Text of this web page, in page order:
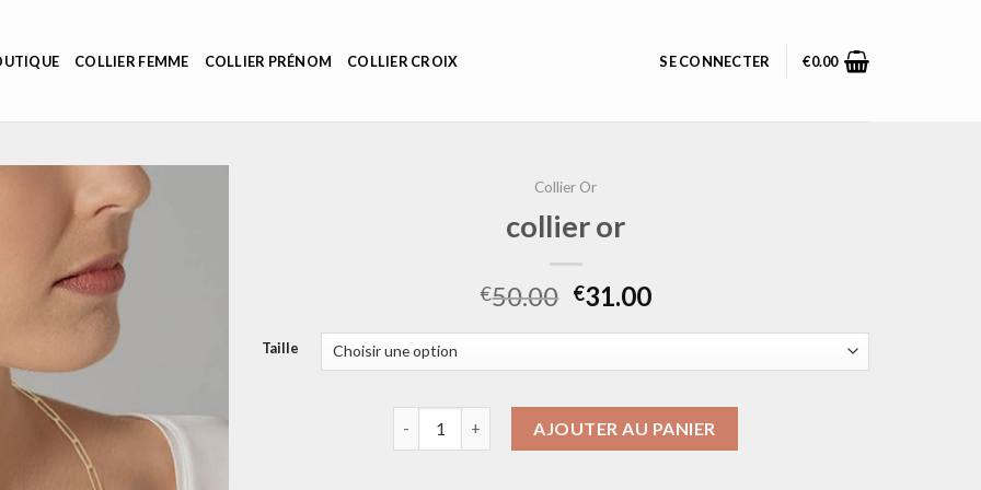
COLLIER FEMME COLLIER PRÉNOM COLLIER CROIX SE CONNECTER €0.00
Collier Or
collier or
€50.00 €31.00
Taille
AJOUTER AU PANIER